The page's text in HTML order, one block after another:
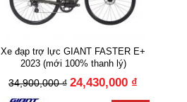
Xe đạp trợ lực GIANT FASTER E+
2023 (mới 100% thanh lý)
34,900,000 ₫ 24,430,000 ₫